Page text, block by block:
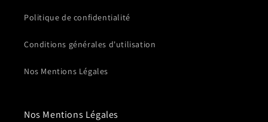
Politique de confidentialité
Conditions générales d'utilisation
Nos Mentions Légales
Nos Mentions Légales